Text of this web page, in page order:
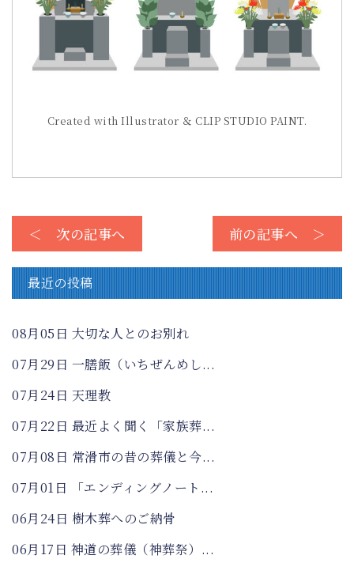
Created with Illustrator ＆ CLIP STUDIO PAINT.
＜ 次の記事へ 前の記事へ ＞
最近の投稿
08月05日 大切な人とのお別れ
07月29日 一膳飯（いちぜんめし...
07月24日 天理教
07月22日 最近よく聞く「家族葬...
07月08日 常滑市の昔の葬儀と今...
07月01日 「エンディングノート...
06月24日 樹木葬へのご納骨
06月17日 神道の葬儀（神葬祭）...